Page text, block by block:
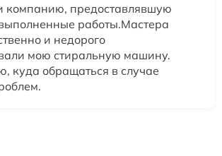
компанию, предоставлявшую
работы.Мастера
и недорого
мою стиральную машину.
куда обращаться в случае